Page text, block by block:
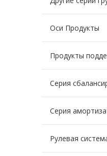
Оси Продукты
Продукты
Серия
Рулевая